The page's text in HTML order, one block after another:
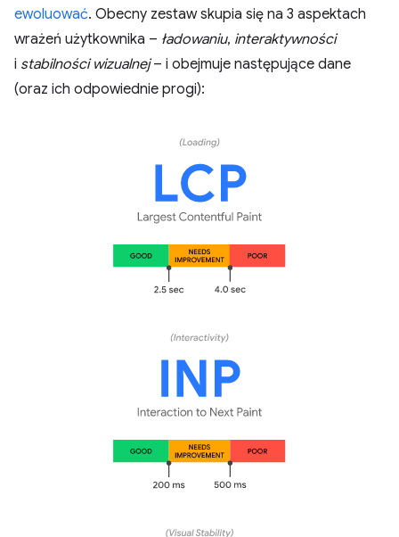
ewoluować. Obecny zestaw skupia się na 3 aspektach
wrażeń użytkownika – ładowaniu, interaktywności
i stabilności wizualnej– i obejmuje następujące dane
(oraz ich odpowiednie progi):